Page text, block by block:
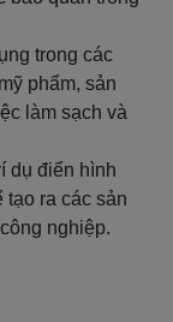
trong các
phẩm, sản
làm sạch và
dụ điển hình
tạo ra các sản
nghiệp.